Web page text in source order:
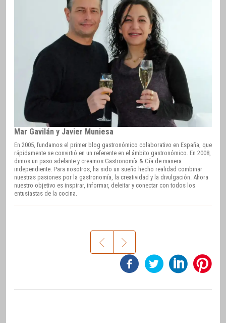
Mar Gavilán y Javier Muniesa
En 2005, fundamos el primer blog gastronómico colaborativo en España, que
rápidamente se convirtió en un referente en el ámbito gastronómico. En 2008,
dimos un paso adelante y creamos Gastronomía & Cía de manera
independiente. Para nosotros, ha sido un sueño hecho realidad combinar
nuestras pasiones por la gastronomía, la creatividad y la divulgación. Ahora
nuestro objetivo es inspirar, informar, deleitar y conectar con todos los
entusiastas de la cocina.